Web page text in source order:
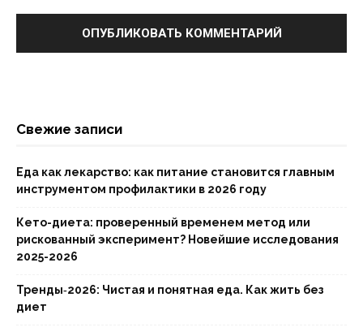
Свежие записи
Еда как лекарство: как питание становится главным
инструментом профилактики в 2026 году
Кето-диета: проверенный временем метод или
рискованный эксперимент? Новейшие исследования
2025-2026
Тренды‑2026: Чистая и понятная еда. Как жить без
диет